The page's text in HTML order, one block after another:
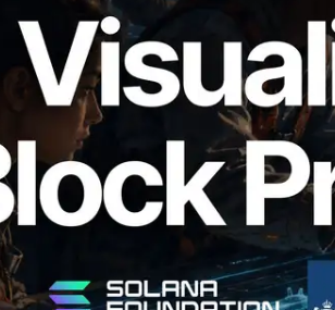
lanza el Solana Block
del tiempo de
bloque por slot y del